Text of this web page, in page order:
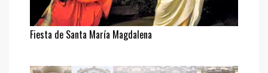
Fiesta de Santa María Magdalena